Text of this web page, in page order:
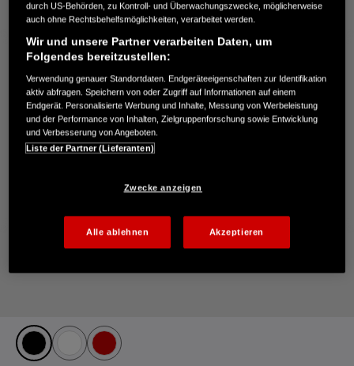
durch US-Behörden, zu Kontroll- und Überwachungszwecke, möglicherweise
auch ohne Rechtsbehelfsmöglichkeiten, verarbeitet werden.
Wir und unsere Partner verarbeiten Daten, um
Folgendes bereitzustellen:
Verwendung genauer Standortdaten. Endgeräteeigenschaften zur Identifikation
aktiv abfragen. Speichern von oder Zugriff auf Informationen auf einem
Endgerät. Personalisierte Werbung und Inhalte, Messung von Werbeleistung
und der Performance von Inhalten, Zielgruppenforschung sowie Entwicklung
und Verbesserung von Angeboten.
Liste der Partner (Lieferanten)
Zwecke anzeigen
Alle ablehnen Akzeptieren